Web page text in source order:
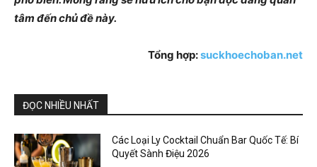
tâm đến chủ đề này.
Tổng hợp:suckhoechoban.net
ĐỌC NHIỀU NHẤT
Các Loại Ly Cocktail Chuẩn Bar Quốc Tế: Bí
Quyết Sành Điệu 2026